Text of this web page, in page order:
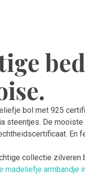
bol met 925
steentjes. De
En
collectie
madeliefje armbandje